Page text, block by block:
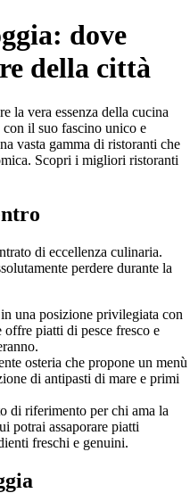
dove
della città
la vera essenza della cucina
il suo fascino unico e
vasta gamma di ristoranti che
Scopri i migliori ristoranti
di eccellenza culinaria.
perdere durante la
una posizione privilegiata con
offre piatti di pesce fresco e
osteria che propone un menù
di antipasti di mare e primi
di riferimento per chi ama la
potrai assaporare piatti
freschi e genuini.